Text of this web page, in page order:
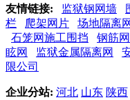
友情链接: 监狱钢网墙
栏
爬架网片 场地隔离网
石笼网施工围挡
钢筋
眩网
监狱金属隔离网
限公司
企业分站: 河北 山东 陕西